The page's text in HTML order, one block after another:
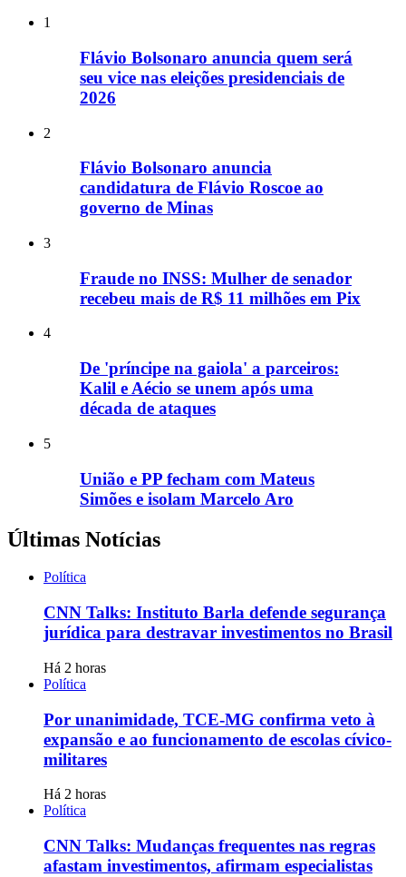
1
Flávio Bolsonaro anuncia quem será
seu vice nas eleições presidenciais de
2026
2
Flávio Bolsonaro anuncia
candidatura de Flávio Roscoe ao
governo de Minas
3
Fraude no INSS: Mulher de senador
recebeu mais de R$ 11 milhões em Pix
4
De 'príncipe na gaiola' a parceiros:
Kalil e Aécio se unem após uma
década de ataques
5
União e PP fecham com Mateus
Simões e isolam Marcelo Aro
Últimas Notícias
Política
CNN Talks: Instituto Barla defende segurança
jurídica para destravar investimentos no Brasil
Há 2 horas
Política
Por unanimidade, TCE-MG confirma veto à
expansão e ao funcionamento de escolas cívico-
militares
Há 2 horas
Política
CNN Talks: Mudanças frequentes nas regras
afastam investimentos, afirmam especialistas